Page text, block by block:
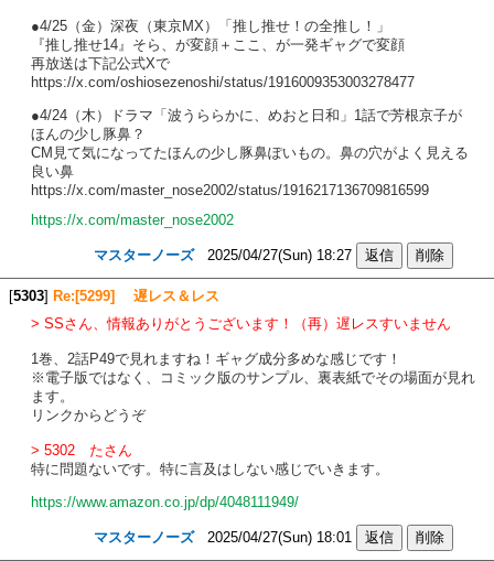
●4/25（金）深夜（東京MX）「推し推せ！の全推し！」
『推し推せ14』そら、が変顔＋ここ、が一発ギャグで変顔
再放送は下記公式Xで
https://x.com/oshiosezenoshi/status/1916009353003278477
●4/24（木）ドラマ「波うららかに、めおと日和」1話で芳根京子が
ほんの少し豚鼻？
CM見て気になってたほんの少し豚鼻ぽいもの。鼻の穴がよく見える
良い鼻
https://x.com/master_nose2002/status/1916217136709816599
https://x.com/master_nose2002
マスターノーズ2025/04/27(Sun) 18:27
[5303] Re:[5299] 遅レス＆レス
> SSさん、情報ありがとうございます！（再）遅レスすいません
1巻、2話P49で見れますね！ギャグ成分多めな感じです！
※電子版ではなく、コミック版のサンプル、裏表紙でその場面が見れ
ます。
リンクからどうぞ
> 5302 たさん
特に問題ないです。特に言及はしない感じでいきます。
https://www.amazon.co.jp/dp/4048111949/
マスターノーズ2025/04/27(Sun) 18:01